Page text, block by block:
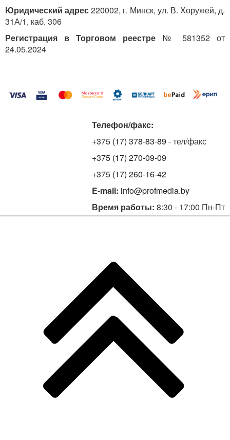
Юридический адрес220002, г. Минск, ул. В. Хоружей, д.
31А/1, каб. 306
Регистрация в Торговом реестре № 581352 от
24.05.2024
Телефон/факс:
+375 (17) 378-83-89 - тел/факс
+375 (17) 270-09-09
+375 (17) 260-16-42
E-mail: info@profmedia.by
Время работы: 8:30 - 17:00 Пн-Пт